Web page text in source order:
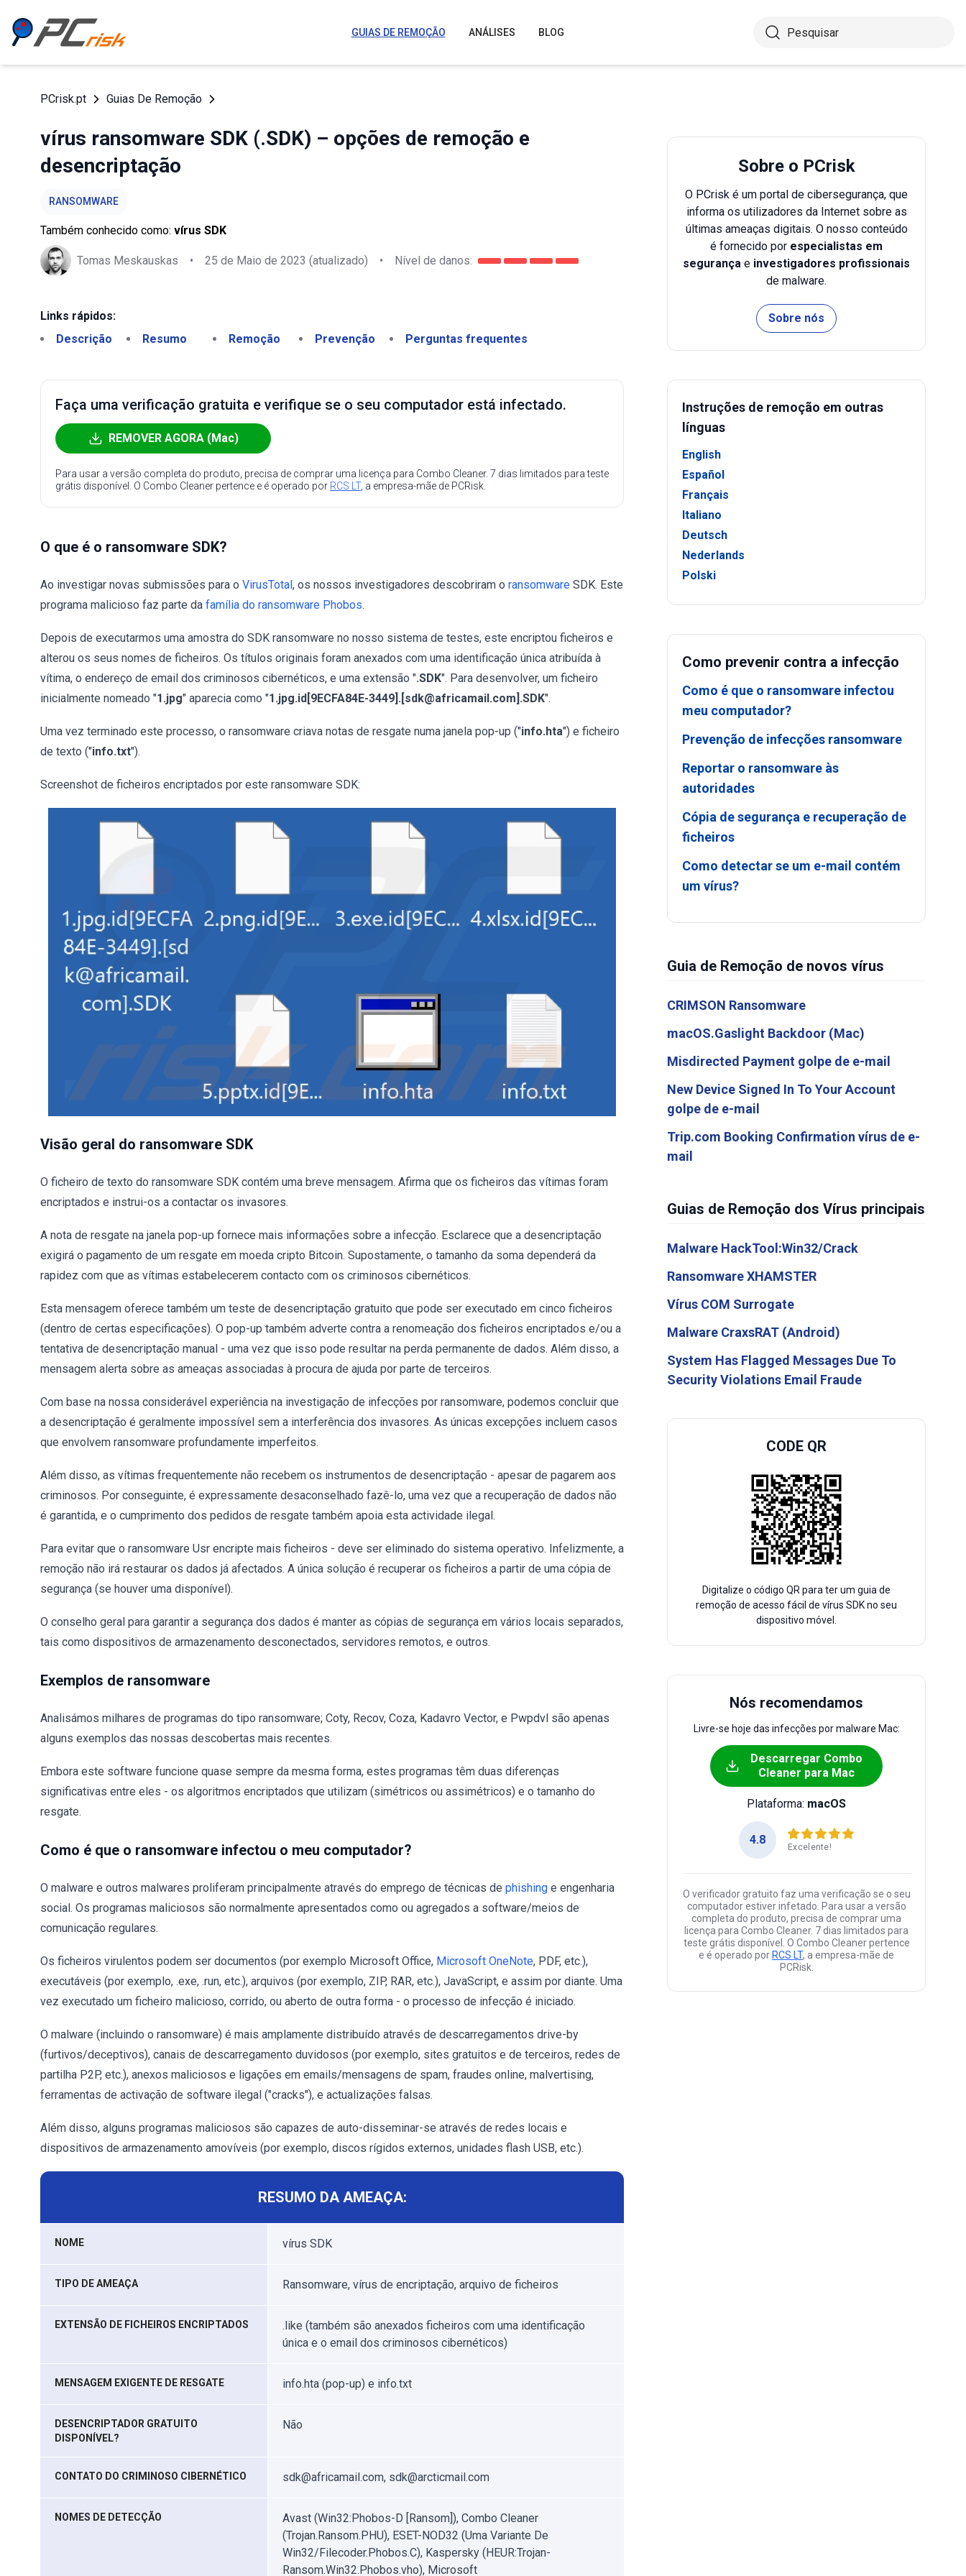
GUIAS DE REMOÇÃO ANÁLISES BLOG
PCrisk.pt Guias De Remoção
vírus ransomware SDK (.SDK) – opções de remoção e
desencriptação
RANSOMWARE
Também conhecido como: vírus SDK
Tomas Meskauskas • 25 de Maio de 2023 (atualizado) • Nível de danos:
Links rápidos:
Descrição
Resumo Remoção Prevenção Perguntas frequentes
Faça uma verificação gratuita e verifique se o seu computador está infectado.
REMOVER AGORA (Mac)
Para usar a versão completa do produto, precisa de comprar uma licença para Combo Cleaner. 7 dias limitados para teste
grátis disponível. O Combo Cleaner pertence e é operado por RCS LT, a empresa-mãe de PCRisk.
O que é o ransomware SDK?
Ao investigar novas submissões para o VirusTotal, os nossos investigadores descobriram o ransomware SDK. Este
programa malicioso faz parte da família do ransomware Phobos.
Depois de executarmos uma amostra do SDK ransomware no nosso sistema de testes, este encriptou ficheiros e
alterou os seus nomes de ficheiros. Os títulos originais foram anexados com uma identificação única atribuída à
vítima, o endereço de email dos criminosos cibernéticos, e uma extensão ".SDK". Para desenvolver, um ficheiro
inicialmente nomeado "1.jpg" aparecia como "1.jpg.id[9ECFA84E-3449].[sdk@africamail.com].SDK".
Uma vez terminado este processo, o ransomware criava notas de resgate numa janela pop-up ("info.hta") e ficheiro
de texto ("info.txt").
Screenshot de ficheiros encriptados por este ransomware SDK:
Visão geral do ransomware SDK
O ficheiro de texto do ransomware SDK contém uma breve mensagem. Afirma que os ficheiros das vítimas foram
encriptados e instrui-os a contactar os invasores.
A nota de resgate na janela pop-up fornece mais informações sobre a infecção. Esclarece que a desencriptação
exigirá o pagamento de um resgate em moeda cripto Bitcoin. Supostamente, o tamanho da soma dependerá da
rapidez com que as vítimas estabelecerem contacto com os criminosos cibernéticos.
Esta mensagem oferece também um teste de desencriptação gratuito que pode ser executado em cinco ficheiros
(dentro de certas especificações). O pop-up também adverte contra a renomeação dos ficheiros encriptados e/ou a
tentativa de desencriptação manual - uma vez que isso pode resultar na perda permanente de dados. Além disso, a
mensagem alerta sobre as ameaças associadas à procura de ajuda por parte de terceiros.
Com base na nossa considerável experiência na investigação de infecções por ransomware, podemos concluir que
a desencriptação é geralmente impossível sem a interferência dos invasores. As únicas excepções incluem casos
que envolvem ransomware profundamente imperfeitos.
Além disso, as vítimas frequentemente não recebem os instrumentos de desencriptação - apesar de pagarem aos
criminosos. Por conseguinte, é expressamente desaconselhado fazê-lo, uma vez que a recuperação de dados não
é garantida, e o cumprimento dos pedidos de resgate também apoia esta actividade ilegal.
Para evitar que o ransomware Usr encripte mais ficheiros - deve ser eliminado do sistema operativo. Infelizmente, a
remoção não irá restaurar os dados já afectados. A única solução é recuperar os ficheiros a partir de uma cópia de
segurança (se houver uma disponível).
O conselho geral para garantir a segurança dos dados é manter as cópias de segurança em vários locais separados,
tais como dispositivos de armazenamento desconectados, servidores remotos, e outros.
Exemplos de ransomware
Analisámos milhares de programas do tipo ransomware; Coty, Recov, Coza, Kadavro Vector, e Pwpdvl são apenas
alguns exemplos das nossas descobertas mais recentes.
Embora este software funcione quase sempre da mesma forma, estes programas têm duas diferenças
significativas entre eles - os algoritmos encriptados que utilizam (simétricos ou assimétricos) e o tamanho do
resgate.
Como é que o ransomware infectou o meu computador?
O malware e outros malwares proliferam principalmente através do emprego de técnicas de phishing e engenharia
social. Os programas maliciosos são normalmente apresentados como ou agregados a software/meios de
comunicação regulares.
Os ficheiros virulentos podem ser documentos (por exemplo Microsoft Office, Microsoft OneNote, PDF, etc.),
executáveis (por exemplo, .exe, .run, etc.), arquivos (por exemplo, ZIP, RAR, etc.), JavaScript, e assim por diante. Uma
vez executado um ficheiro malicioso, corrido, ou aberto de outra forma - o processo de infecção é iniciado.
O malware (incluindo o ransomware) é mais amplamente distribuído através de descarregamentos drive-by
(furtivos/deceptivos), canais de descarregamento duvidosos (por exemplo, sites gratuitos e de terceiros, redes de
partilha P2P, etc.), anexos maliciosos e ligações em emails/mensagens de spam, fraudes online, malvertising,
ferramentas de activação de software ilegal ("cracks"), e actualizações falsas.
Além disso, alguns programas maliciosos são capazes de auto-disseminar-se através de redes locais e
dispositivos de armazenamento amovíveis (por exemplo, discos rígidos externos, unidades flash USB, etc.).
RESUMO DA AMEAÇA:
NOME vírus SDK
TIPO DE AMEAÇA Ransomware, vírus de encriptação, arquivo de ficheiros
EXTENSÃO DE FICHEIROS ENCRIPTADOS
.like (também são anexados ficheiros com uma identificação
única e o email dos criminosos cibernéticos)
MENSAGEM EXIGENTE DE RESGATE info.hta (pop-up) e info.txt
DESENCRIPTADOR GRATUITO
DISPONÍVEL?
Não
CONTATO DO CRIMINOSO CIBERNÉTICO sdk@africamail.com, sdk@arcticmail.com
NOMES DE DETECÇÃO
Avast (Win32:Phobos-D [Ransom]), Combo Cleaner
(Trojan.Ransom.PHU), ESET-NOD32 (Uma Variante De
Win32/Filecoder.Phobos.C), Kaspersky (HEUR:Trojan-
Ransom.Win32.Phobos.vho), Microsoft
Sobre o PCrisk
O PCrisk é um portal de cibersegurança, que
informa os utilizadores da Internet sobre as
últimas ameaças digitais. O nosso conteúdo
é fornecido por especialistas em
segurança e investigadores profissionais
de malware.
Sobre nós
Instruções de remoção em outras
línguas
English
Español
Français
Italiano
Deutsch
Nederlands
Polski
Como prevenir contra a infecção
Como é que o ransomware infectou
meu computador?
Prevenção de infecções ransomware
Reportar o ransomware às
autoridades
Cópia de segurança e recuperação de
ficheiros
Como detectar se um e-mail contém
um vírus?
Guia de Remoção de novos vírus
CRIMSON Ransomware
macOS.Gaslight Backdoor (Mac)
Misdirected Payment golpe de e-mail
New Device Signed In To Your Account
golpe de e-mail
Trip.com Booking Confirmation vírus de e-
mail
Guias de Remoção dos Vírus principais
Malware HackTool:Win32/Crack
Ransomware XHAMSTER
Vírus COM Surrogate
Malware CraxsRAT (Android)
System Has Flagged Messages Due To
Security Violations Email Fraude
CODE QR
Digitalize o código QR para ter um guia de
remoção de acesso fácil de vírus SDK no seu
dispositivo móvel.
Nós recomendamos
Livre-se hoje das infecções por malware Mac:
Descarregar Combo
Cleaner para Mac
Plataforma: macOS
4.8
Excelente!
O verificador gratuito faz uma verificação se o seu
computador estiver infetado. Para usar a versão
completa do produto, precisa de comprar uma
licença para Combo Cleaner. 7 dias limitados para
teste grátis disponível. O Combo Cleaner pertence
e é operado por RCS LT, a empresa-mãe de
PCRisk.